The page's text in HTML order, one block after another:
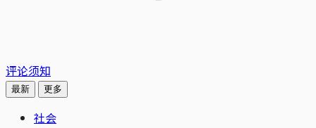
评论须知
最新 更多
社会